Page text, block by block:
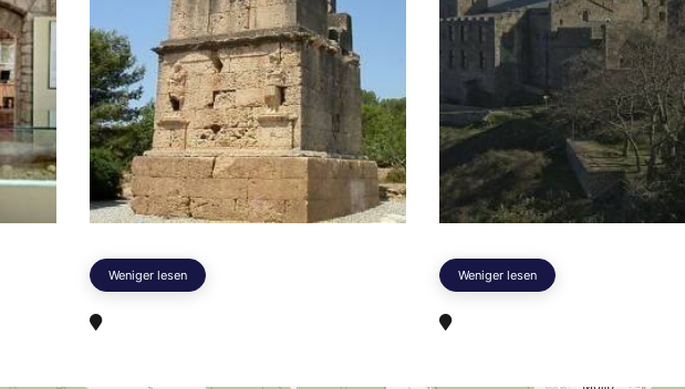
Weniger lesen Weniger lesen